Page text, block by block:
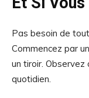
Pas besoin de
Commencez par
un tiroir. Observez
quotidien.